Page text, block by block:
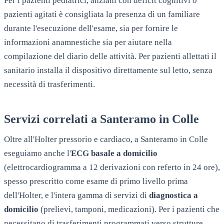
pazienti agitati è consigliata la presenza di un familiare
durante l'esecuzione dell'esame, sia per fornire le
informazioni anamnestiche sia per aiutare nella
compilazione del diario delle attività. Per pazienti allettati il
sanitario installa il dispositivo direttamente sul letto, senza
necessità di trasferimenti.
Servizi correlati a Santeramo in Colle
Oltre all'Holter pressorio e cardiaco, a Santeramo in Colle
eseguiamo anche l'ECG basale a domicilio
(elettrocardiogramma a 12 derivazioni con referto in 24 ore),
spesso prescritto come esame di primo livello prima
dell'Holter, e l'intera gamma di servizi di diagnostica a
domicilio (prelievi, tamponi, medicazioni). Per i pazienti che